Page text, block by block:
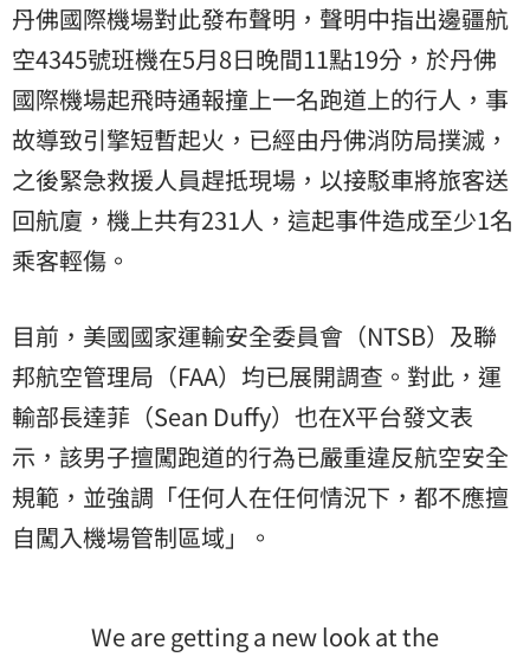
丹佛國際機場對此發布聲明，聲明中指出邊疆航
空4345號班機在5月8日晚間11點19分，於丹佛
國際機場起飛時通報撞上一名跑道上的行人，事
故導致引擎短暫起火，已經由丹佛消防局撲滅，
之後緊急救援人員趕抵現場，以接駁車將旅客送
回航廈，機上共有231人，這起事件造成至少1名
乘客輕傷。
目前，美國國家運輸安全委員會（NTSB）及聯
邦航空管理局（FAA）均已展開調查。對此，運
輸部長達菲（Sean Duffy）也在X平台發文表
示，該男子擅闖跑道的行為已嚴重違反航空安全
規範，並強調「任何人在任何情況下，都不應擅
自闖入機場管制區域」。
We are getting a new look at the